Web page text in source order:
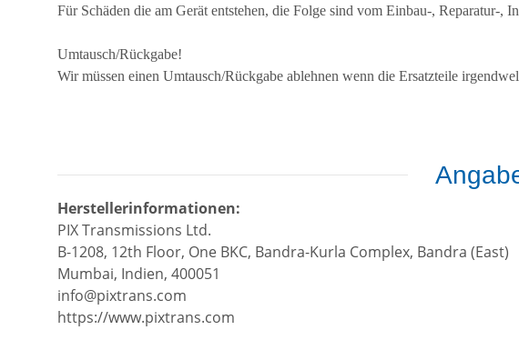
Für Schäden die am Gerät entstehen, die Folge sind vom Einbau-, Reparatur-,
Umtausch/Rückgabe!
Wir müssen einen Umtausch/Rückgabe ablehnen wenn die Ersatzteile
Herstellerinformationen:
PIX Transmissions Ltd.
B-1208, 12th Floor, One BKC, Bandra-Kurla Complex, Bandra (East)
Mumbai, Indien, 400051
info@pixtrans.com
https://www.pixtrans.com